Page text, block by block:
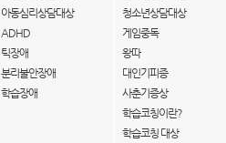
아동심리상담대상
ADHD
틱장애
분리불안장애
학습장애
청소년상담대상
게임중독
왕따
대인기피증
사춘기증상
학습코칭이란?
학습코칭 대상